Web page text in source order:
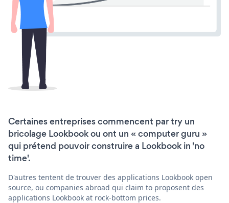
Certaines entreprises commencent par try un
bricolage Lookbook ou ont un « computer guru »
qui prétend pouvoir construire a Lookbook in 'no
time'.
D'autres tentent de trouver des applications Lookbook open
source, ou companies abroad qui claim to proposent des
applications Lookbook at rock-bottom prices.